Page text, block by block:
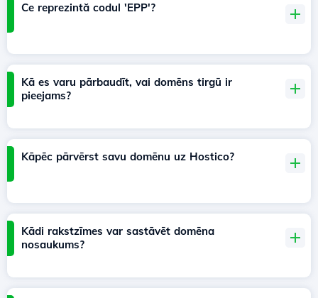
Ce reprezintă codul 'EPP'?
Kā es varu pārbaudīt, vai domēns tirgū ir
pieejams?
Kāpēc pārvērst savu domēnu uz Hostico?
Kādi rakstzīmes var sastāvēt domēna
nosaukums?